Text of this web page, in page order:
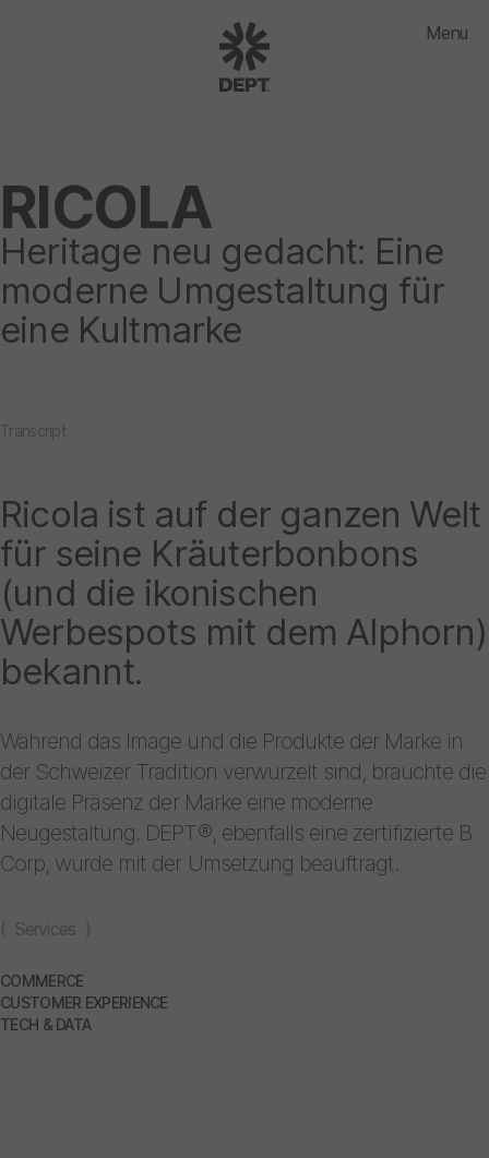
Menu
RICOLA
Heritage neu gedacht: Eine
moderne Umgestaltung für
eine Kultmarke
Transcript
( Services )
COMMERCE
CUSTOMER EXPERIENCE
TECH & DATA
Ricola ist auf der ganzen Welt
für seine Kräuterbonbons
(und die ikonischen
Werbespots mit dem Alphorn)
bekannt.
Während das Image und die Produkte der Marke in
der Schweizer Tradition verwurzelt sind, brauchte die
digitale Präsenz der Marke eine moderne
Neugestaltung. DEPT®, ebenfalls eine zertifizierte B
Corp, wurde mit der Umsetzung beauftragt.